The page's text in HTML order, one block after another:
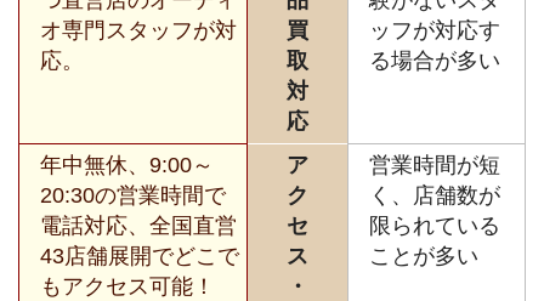
オ専門スタッフが対
応。
買
取
対
応
ッフが対応す
る場合が多い
年中無休、9:00～
20:30の営業時間で
電話対応、全国直営
43店舗展開でどこで
もアクセス可能！
ア
ク
セ
ス
・
営業時間が短
く、店舗数が
限られている
ことが多い